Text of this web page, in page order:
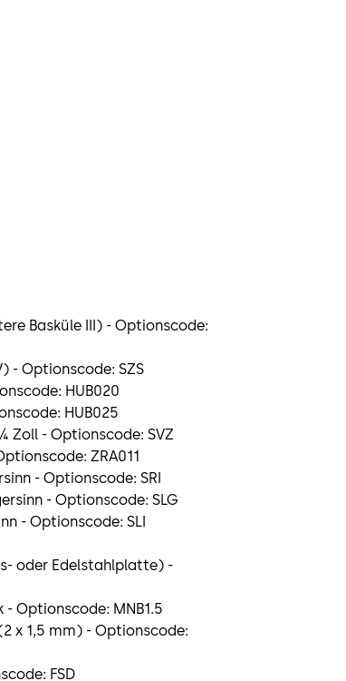
Basküle III) - Optionscode:
- Optionscode: SZS
HUB020
HUB025
Zoll - Optionscode: SVZ
ZRA011
- Optionscode: SRI
- Optionscode: SLG
- Optionscode: SLI
oder Edelstahlplatte) -
Optionscode: MNB1.5
x 1,5 mm) - Optionscode:
FSD